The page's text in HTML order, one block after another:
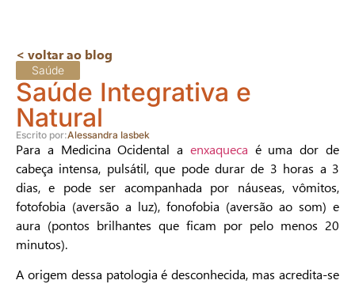
< voltar ao blog
Saúde
Saúde Integrativa e
Natural
Escrito por:Alessandra Iasbek
Para a Medicina Ocidental a enxaqueca é uma dor de
cabeça intensa, pulsátil, que pode durar de 3 horas a 3
dias, e pode ser acompanhada por náuseas, vômitos,
fotofobia (aversão a luz), fonofobia (aversão ao som) e
aura (pontos brilhantes que ficam por pelo menos 20
minutos).
A origem dessa patologia é desconhecida, mas acredita-se